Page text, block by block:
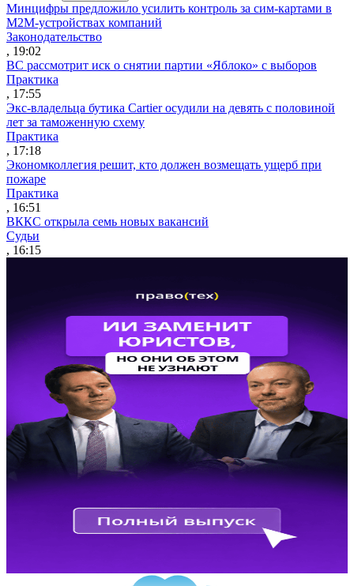
Минцифры предложило усилить контроль за сим-картами в
M2M-устройствах компаний
Законодательство
, 19:02
ВС рассмотрит иск о снятии партии «Яблоко» с выборов
Практика
, 17:55
Экс-владельца бутика Cartier осудили на девять с половиной
лет за таможенную схему
Практика
, 17:18
Экономколлегия решит, кто должен возмещать ущерб при
пожаре
Практика
, 16:51
ВККС открыла семь новых вакансий
Судьи
, 16:15